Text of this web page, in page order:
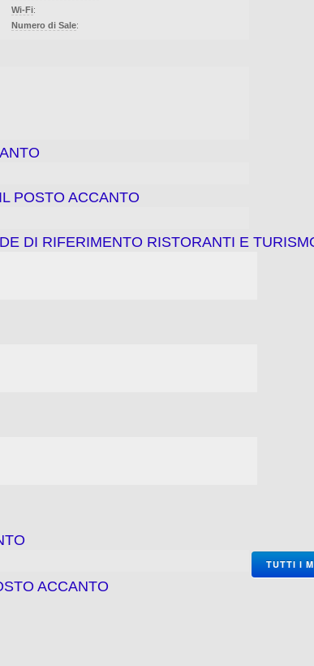
Wi-Fi:
Numero di Sale:
POSTO ACCANTO
DI RIFERIMENTO RISTORANTI E
TUTTI I
ACCANTO